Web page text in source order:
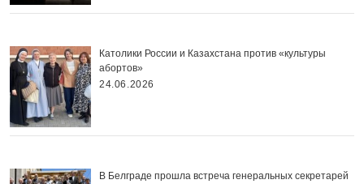
Католики России и Казахстана против «культуры
абортов»
24.06.2026
В Белграде прошла встреча генеральных секретарей